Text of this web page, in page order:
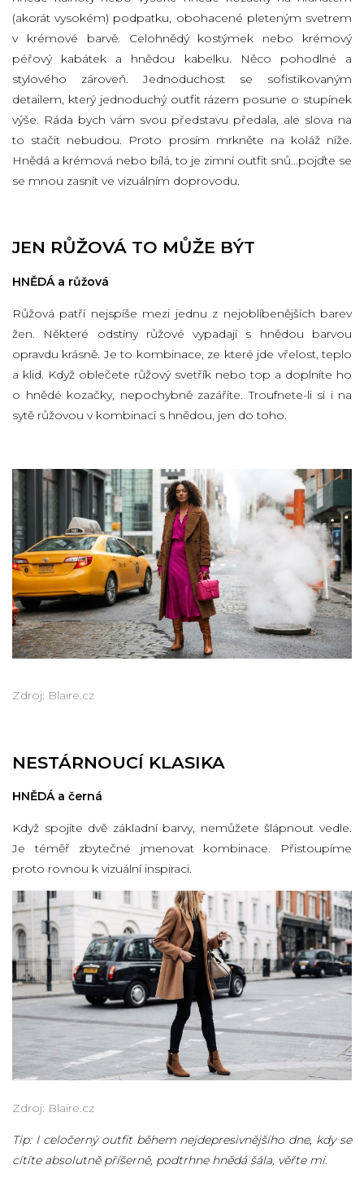
(akorát vysokém) podpatku, obohacené pleteným svetrem
v krémové barvě. Celohnědý kostýmek nebo krémový
péřový kabátek a hnědou kabelku. Něco pohodlné a
stylového zároveň. Jednoduchost se sofistikovaným
detailem, který jednoduchý outfit rázem posune o stupínek
výše. Ráda bych vám svou představu předala, ale slova na
to stačit nebudou. Proto prosím mrkněte na koláž níže.
Hnědá a krémová nebo bílá, to je zimní outfit snů...pojďte se
se mnou zasnít ve vizuálním doprovodu.
JEN RŮŽOVÁ TO MŮŽE BÝT
HNĚDÁ a růžová
Růžová patří nejspíše mezi jednu z nejoblíbenějších barev
žen. Některé odstíny růžové vypadají s hnědou barvou
opravdu krásně. Je to kombinace, ze které jde vřelost, teplo
a klid. Když oblečete růžový svetřík nebo top a doplníte ho
o hnědé kozačky, nepochybně zazáříte. Troufnete-li si i na
sytě růžovou v kombinaci s hnědou, jen do toho.
Zdroj: Blaire.cz
NESTÁRNOUCÍ KLASIKA
HNĚDÁ a černá
Když spojíte dvě základní barvy, nemůžete šlápnout vedle.
Je téměř zbytečné jmenovat kombinace. Přistoupíme
proto rovnou k vizuální inspiraci.
Zdroj: Blaire.cz
Tip: I celočerný outfit během nejdepresivnějšího dne, kdy se
cítíte absolutně příšerně, podtrhne hnědá šála, věřte mi.